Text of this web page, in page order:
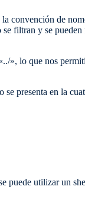
convención de
se filtran y se
», lo que nos
presenta en la
puede utilizar un